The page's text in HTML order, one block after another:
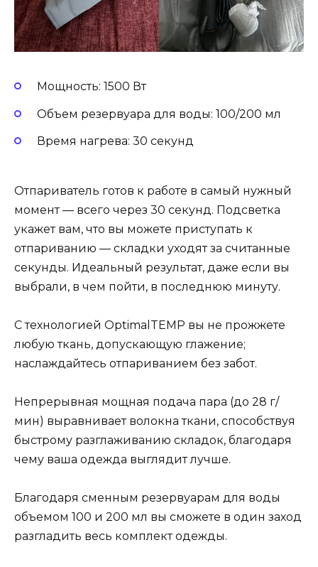
Мощность: 1500 Вт
Объем резервуара для воды: 100/200 мл
Время нагрева: 30 секунд
Отпариватель готов к работе в самый нужный
момент — всего через 30 секунд. Подсветка
укажет вам, что вы можете приступать к
отпариванию — складки уходят за считанные
секунды. Идеальный результат, даже если вы
выбрали, в чем пойти, в последнюю минуту.
С технологией OptimalTEMP вы не прожжете
любую ткань, допускающую глажение;
наслаждайтесь отпариванием без забот.
Непрерывная мощная подача пара (до 28 г/
мин) выравнивает волокна ткани, способствуя
быстрому разглаживанию складок, благодаря
чему ваша одежда выглядит лучше.
Благодаря сменным резервуарам для воды
объемом 100 и 200 мл вы сможете в один заход
разгладить весь комплект одежды.